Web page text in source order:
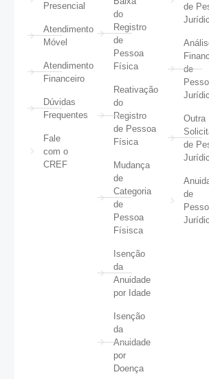
Presencial
Atendimento
Móvel
Atendimento
Financeiro
Dúvidas
Frequentes
Fale
com o
CREF
do
Registro
de
Pessoa
Física
Reativação
do
Registro
de Pessoa
Física
Mudança
de
Categoria
de
Pessoa
Físisca
Isenção
da
Anuidade
por Idade
Isenção
da
Anuidade
por
Doença
de
de
Outra
de
de